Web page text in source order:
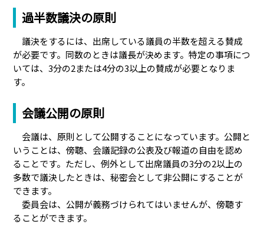
過半数議決の原則
議決をするには、出席している議員の半数を超える賛成
が必要です。同数のときは議長が決めます。特定の事項につ
いては、3分の2または4分の3以上の賛成が必要となりま
す。
会議公開の原則
会議は、原則として公開することになっています。公開と
いうことは、傍聴、会議記録の公表及び報道の自由を認め
ることです。ただし、例外として出席議員の3分の2以上の
多数で議決したときは、秘密会として非公開にすることが
できます。
委員会は、公開が義務づけられてはいませんが、傍聴す
ることができます。